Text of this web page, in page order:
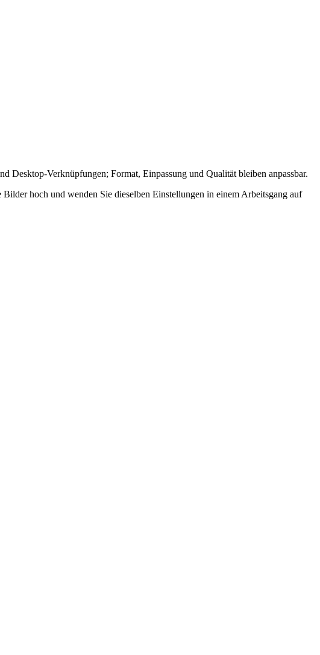
Desktop-Verknüpfungen; Format, Einpassung und Qualität bleiben anpassbar.
Bilder hoch und wenden Sie dieselben Einstellungen in einem Arbeitsgang auf